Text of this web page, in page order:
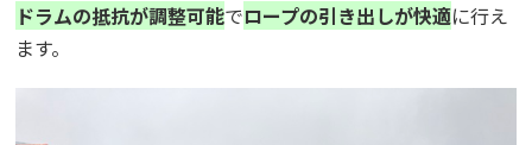
ドラムの抵抗が調整可能でロープの引き出しが快適に行え
ます。